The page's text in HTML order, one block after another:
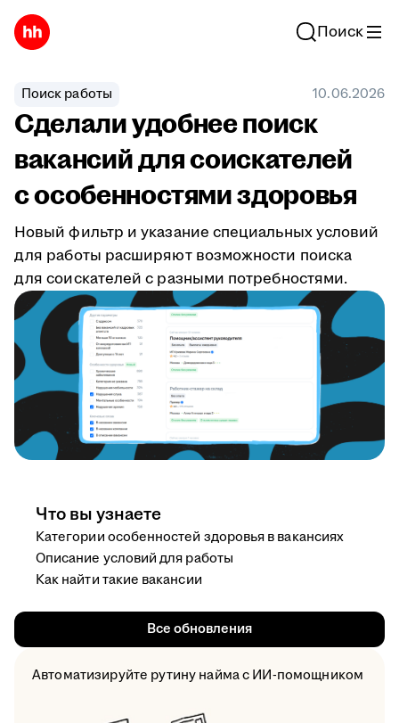
Поиск
Поиск работы 10.06.2026
Сделали удобнее поиск
вакансий для соискателей
с особенностями здоровья
Новый фильтр и указание специальных условий
для работы расширяют возможности поиска
для соискателей с разными потребностями.
Что вы узнаете
Категории особенностей здоровья в вакансиях
Описание условий для работы
Как найти такие вакансии
Все обновления
Автоматизируйте рутину найма с ИИ-помощником